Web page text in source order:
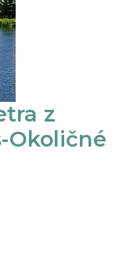
z
Okoličné